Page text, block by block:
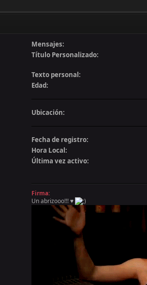
Mensajes:
Título Personalizado:
Texto personal:
Edad:
Ubicación:
Fecha de registro:
Hora Local:
Última vez activo:
Firma:
Un abrizooo!!! ♥